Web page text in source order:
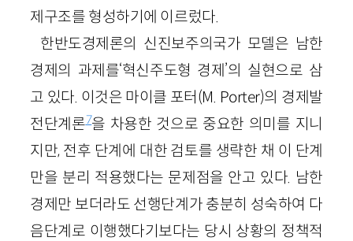
제구조를 형성하기에 이르렀다.
한반도경제론의 신진보주의국가 모델은 남한
경제의 과제를‘혁신주도형 경제’의 실현으로 삼
고 있다. 이것은 마이클 포터(M. Porter)의 경제발
전단계론7을 차용한 것으로 중요한 의미를 지니
지만, 전후 단계에 대한 검토를 생략한 채 이 단계
만을 분리 적용했다는 문제점을 안고 있다. 남한
경제만 보더라도 선행단계가 충분히 성숙하여 다
음단계로 이행했다기보다는 당시 상황의 정책적